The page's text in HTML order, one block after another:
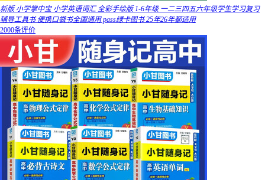
新版 小学掌中宝 小学英语词汇 全彩手绘版 1-6年级 一二三四五六年级学生学习复习
辅导工具书 便携口袋书全国通用 pass绿卡图书 25年26年都适用
2000条评价